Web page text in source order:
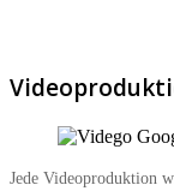
Jede Videoproduktion